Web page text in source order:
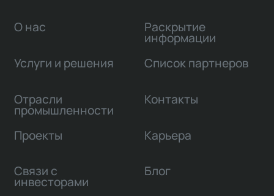
О нас
Услуги и решения
Отрасли
промышленности
Проекты
Связи с
инвесторами
Раскрытие
информации
Список партнеров
Контакты
Карьера
Блог